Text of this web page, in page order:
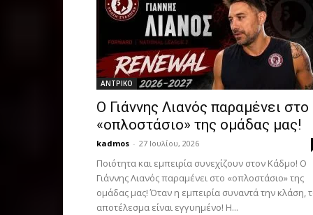
ΑΝTΡΙΚΟ
Ο Γιάννης Λιανός παραμένει στο
«οπλοστάσιο» της ομάδας μας!
kadmos - 27 Ιουλίου, 2026
Ποιότητα και εμπειρία συνεχίζουν στον Κάδμο! Ο
Γιάννης Λιανός παραμένει στο «οπλοστάσιο» της
ομάδας μας! Όταν η εμπειρία συναντά την κλάση,
αποτέλεσμα είναι εγγυημένο! Η...